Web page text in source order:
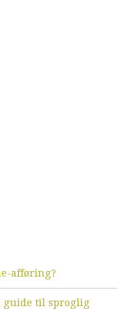
afføring?
guide til sproglig